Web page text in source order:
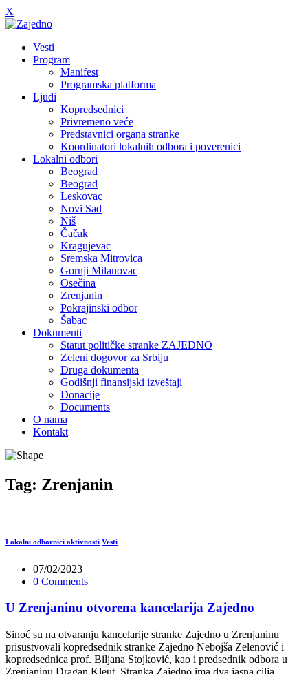
X
Vesti
Program
Manifest
Programska platforma
Ljudi
Kopredsednici
Privremeno veće
Predstavnici organa stranke
Koordinatori lokalnih odbora i poverenici
Lokalni odbori
Beograd
Beograd
Leskovac
Novi Sad
Niš
Čačak
Kragujevac
Sremska Mitrovica
Gornji Milanovac
Osečina
Zrenjanin
Pokrajinski odbor
Šabac
Dokumenti
Statut političke stranke ZAJEDNO
Zeleni dogovor za Srbiju
Druga dokumenta
Godišnji finansijski izveštaji
Donacije
Documents
O nama
Kontakt
Tag: Zrenjanin
Lokalni odbornici aktivnosti Vesti
07/02/2023
0 Comments
U Zrenjaninu otvorena kancelarija Zajedno
Sinoć su na otvaranju kancelarije stranke Zajedno u Zrenjaninu
prisustvovali kopredsednik stranke Zajedno Nebojša Zelenović i
kopredsednica prof. Biljana Stojković, kao i predsednik odbora u